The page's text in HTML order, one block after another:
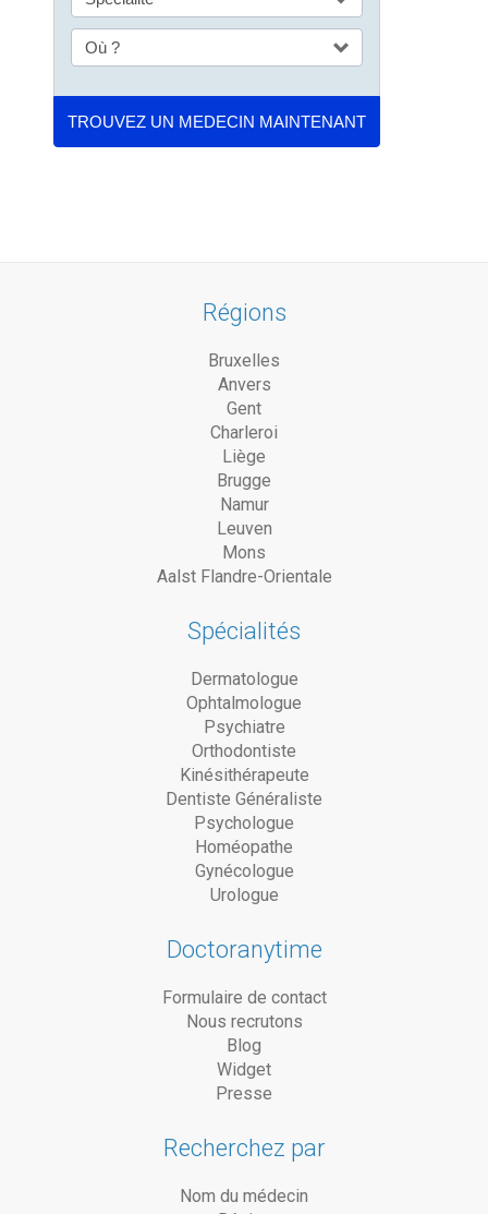
Régions
Bruxelles
Anvers
Gent
Charleroi
Liège
Brugge
Namur
Leuven
Mons
Aalst Flandre-Orientale
Spécialités
Dermatologue
Ophtalmologue
Psychiatre
Orthodontiste
Kinésithérapeute
Dentiste Généraliste
Psychologue
Homéopathe
Gynécologue
Urologue
Doctoranytime
Formulaire de contact
Nous recrutons
Blog
Widget
Presse
Recherchez par
Nom du médecin